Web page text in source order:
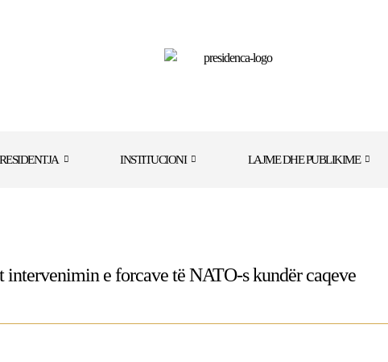
INSTITUCIONI LAJME DHE PUBLIKIME
intervenimin e forcave të NATO-s kundër caqeve